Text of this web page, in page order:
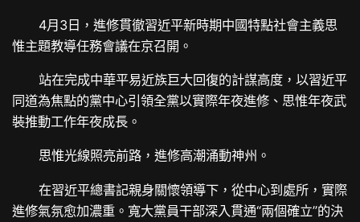
4月3日，進修貫徹習近平新時期中國特點社會主義思
惟主題教導任務會議在京召開。
站在完成中華平易近族巨大回復的計謀高度，以習近平
同道為焦點的黨中心引領全黨以實際年夜進修、思惟年夜武
裝推動工作年夜成長。
思惟光線照亮前路，進修高潮涌動神州。
在習近平總書記親身關懷領導下，從中心到處所，實際
進修氣氛愈加濃重。寬大黨員干部深入貫通“兩個確立”的決